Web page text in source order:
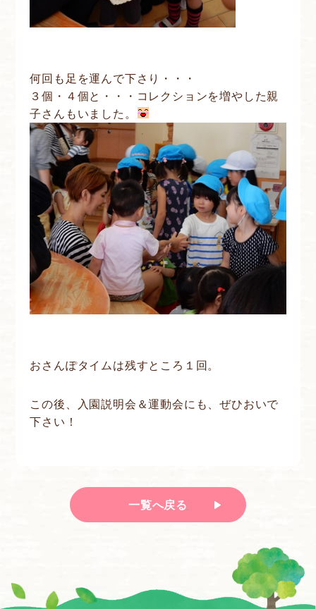
何回も足を運んで下さり・・・
３個・４個と・・・コレクションを増やした親
子さんもいました。
おさんぽタイムは残すところ１回。
この後、入園説明会＆運動会にも、ぜひおいで
下さい！
一覧へ戻る